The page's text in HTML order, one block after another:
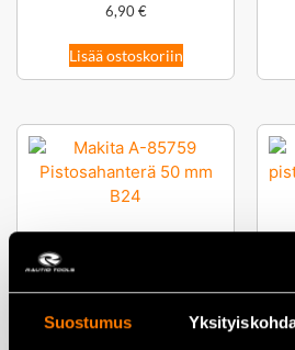
Suostumus
6,90€
Lisää ostoskoriin
Pistosahanterä 50mm B24 – 5